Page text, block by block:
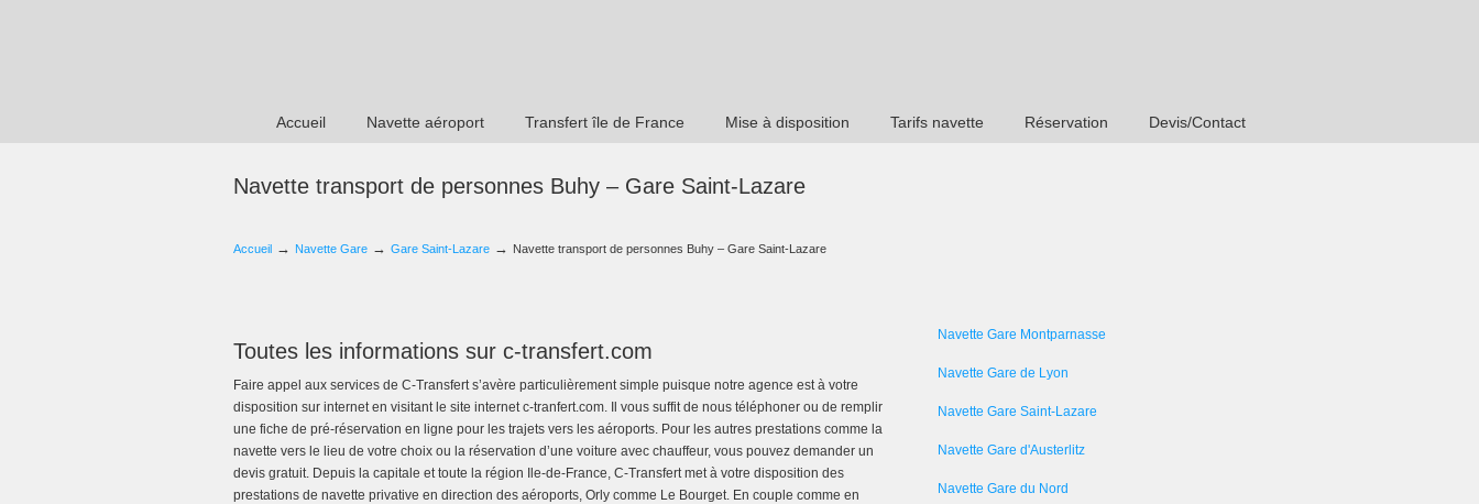
Accueil Navette aéroport Transfert île de France Mise à disposition Tarifs navette Réservation Devis/Contact
Navette transport de personnes Buhy – Gare Saint-Lazare
Accueil → Navette Gare → Gare Saint-Lazare → Navette transport de personnes Buhy – Gare Saint-Lazare
Toutes les informations sur c-transfert.com
Faire appel aux services de C-Transfert s’avère particulièrement simple puisque notre agence est à votre
disposition sur internet en visitant le site internet c-tranfert.com. Il vous suffit de nous téléphoner ou de remplir
une fiche de pré-réservation en ligne pour les trajets vers les aéroports. Pour les autres prestations comme la
navette vers le lieu de votre choix ou la réservation d’une voiture avec chauffeur, vous pouvez demander un
devis gratuit. Depuis la capitale et toute la région Ile-de-France, C-Transfert met à votre disposition des
prestations de navette privative en direction des aéroports, Orly comme Le Bourget. En couple comme en
Navette Gare Montparnasse
Navette Gare de Lyon
Navette Gare Saint-Lazare
Navette Gare d'Austerlitz
Navette Gare du Nord